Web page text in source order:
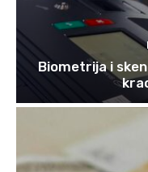
Biometrija i